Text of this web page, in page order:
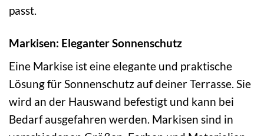
passt.
Markisen: Eleganter Sonnenschutz
Eine Markise ist eine elegante und praktische
Lösung für Sonnenschutz auf deiner Terrasse. Sie
wird an der Hauswand befestigt und kann bei
Bedarf ausgefahren werden. Markisen sind in